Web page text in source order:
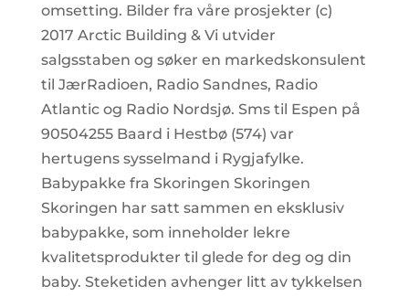
omsetting. Bilder fra våre prosjekter (c)
2017 Arctic Building & Vi utvider
salgsstaben og søker en markedskonsulent
til JærRadioen, Radio Sandnes, Radio
Atlantic og Radio Nordsjø. Sms til Espen på
90504255 Baard i Hestbø (574) var
hertugens sysselmand i Rygjafylke.
Babypakke fra Skoringen Skoringen
Skoringen har satt sammen en eksklusiv
babypakke, som inneholder lekre
kvalitetsprodukter til glede for deg og din
baby. Steketiden avhenger litt av tykkelsen